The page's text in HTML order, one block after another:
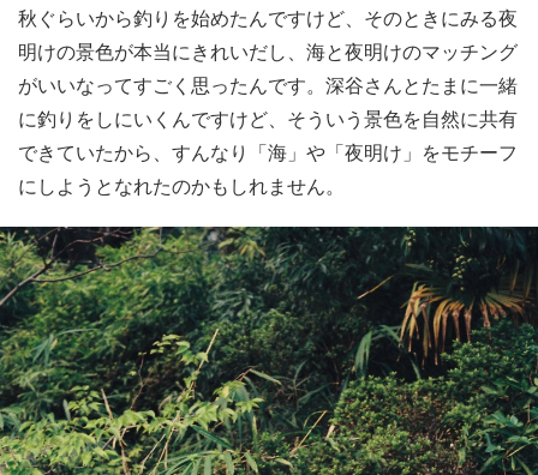
秋ぐらいから釣りを始めたんですけど、そのときにみる夜
明けの景色が本当にきれいだし、海と夜明けのマッチング
がいいなってすごく思ったんです。深谷さんとたまに一緒
に釣りをしにいくんですけど、そういう景色を自然に共有
できていたから、すんなり「海」や「夜明け」をモチーフ
にしようとなれたのかもしれません。